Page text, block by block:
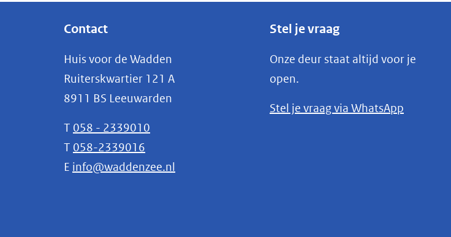
Contact
Huis voor de Wadden
Ruiterskwartier 121 A
8911 BS Leeuwarden
T 058 - 2339010
T 058-2339016
E info@waddenzee.nl
Stel je vraag
Onze deur staat altijd voor je
open.
Stel je vraag via WhatsApp